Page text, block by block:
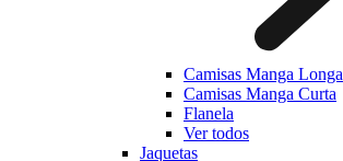
Camisas Manga Longa
Camisas Manga Curta
Flanela
Ver todos
Jaquetas